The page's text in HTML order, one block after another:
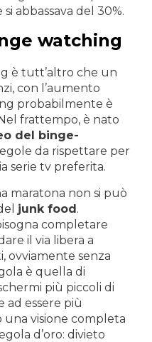
abbassava del 30%.
watching
è tutt’altro che un
con l’aumento
probabilmente è
frattempo, è nato
del binge-
da rispettare per
serie tv preferita.
maratona non si può
junk food.
completare
il via libera a
ovviamente senza
è quella di
più piccoli di
essere più
visione completa
d’oro: divieto